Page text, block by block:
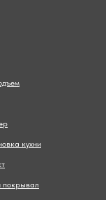
кухни
покрывал